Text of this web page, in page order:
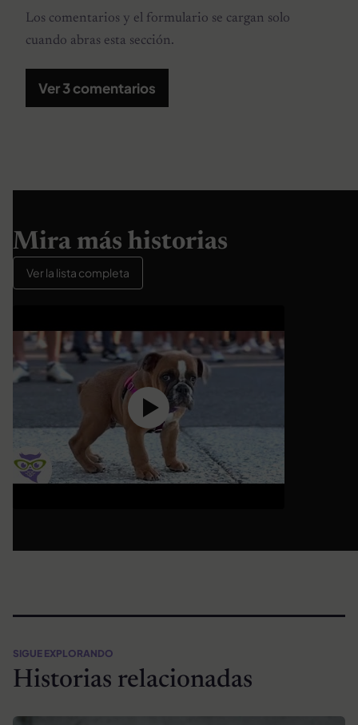
Los comentarios y el formulario se cargan solo
cuando abras esta sección.
Ver 3 comentarios
Mira más historias
Ver la lista completa
SIGUE EXPLORANDO
Historias relacionadas